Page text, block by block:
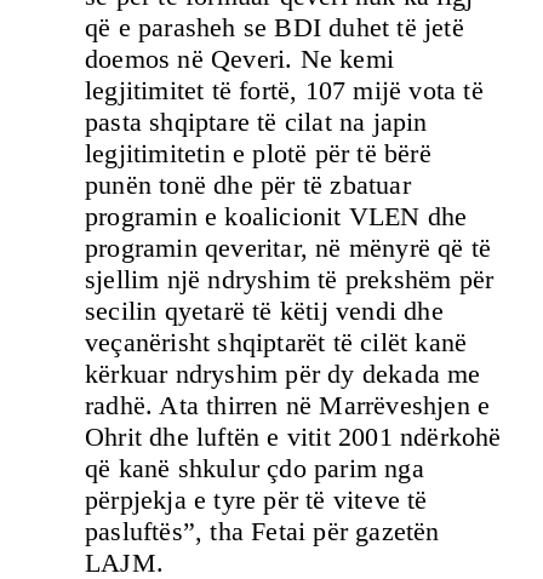
që e parasheh se BDI duhet të jetë
doemos në Qeveri. Ne kemi
legjitimitet të fortë, 107 mijë vota të
pasta shqiptare të cilat na japin
legjitimitetin e plotë për të bërë
punën tonë dhe për të zbatuar
programin e koalicionit VLEN dhe
programin qeveritar, në mënyrë që të
sjellim një ndryshim të prekshëm për
secilin qyetarë të këtij vendi dhe
veçanërisht shqiptarët të cilët kanë
kërkuar ndryshim për dy dekada me
radhë. Ata thirren në Marrëveshjen e
Ohrit dhe luftën e vitit 2001 ndërkohë
që kanë shkulur çdo parim nga
përpjekja e tyre për të viteve të
pasluftës”, tha Fetai për gazetën
LAJM.